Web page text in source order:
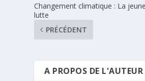
Changement climatique : La
lutte
PRÉCÉDENT
A PROPOS DE L'AUTEUR